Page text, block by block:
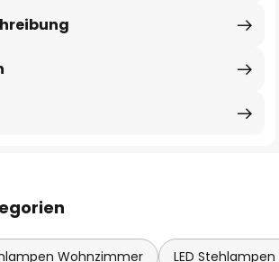
Wohnzimmer LED